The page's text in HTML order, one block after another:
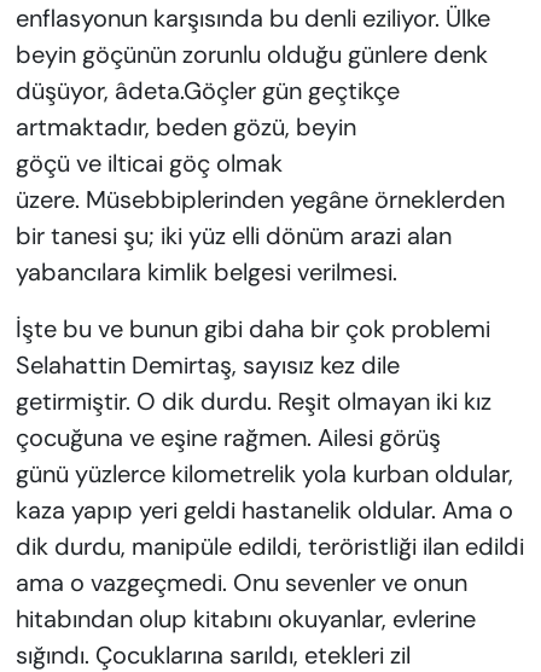
enflasyonun karşısında bu denli eziliyor. Ülke
beyin göçünün zorunlu olduğu günlere denk
düşüyor, âdeta.Göçler gün geçtikçe
artmaktadır, beden gözü, beyin
göçü ve ilticai göç olmak
üzere. Müsebbiplerinden yegâne örneklerden
bir tanesi şu; iki yüz elli dönüm arazi alan
yabancılara kimlik belgesi verilmesi.
İşte bu ve bunun gibi daha bir çok problemi
Selahattin Demirtaş, sayısız kez dile
getirmiştir. O dik durdu. Reşit olmayan iki kız
çocuğuna ve eşine rağmen. Ailesi görüş
günü yüzlerce kilometrelik yola kurban oldular,
kaza yapıp yeri geldi hastanelik oldular. Ama o
dik durdu, manipüle edildi, teröristliği ilan edildi
ama o vazgeçmedi. Onu sevenler ve onun
hitabından olup kitabını okuyanlar, evlerine
sığındı. Çocuklarına sarıldı, etekleri zil